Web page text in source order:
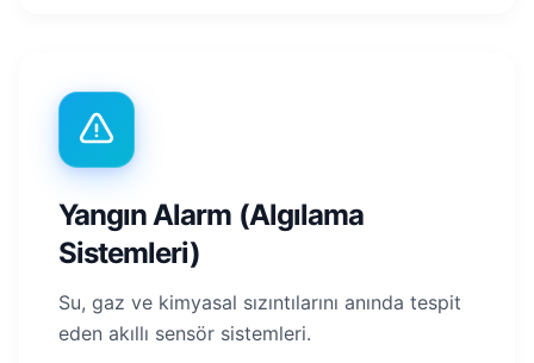
Yangın Alarm (Algılama
Sistemleri)
Su, gaz ve kimyasal sızıntılarını anında tespit
eden akıllı sensör sistemleri.